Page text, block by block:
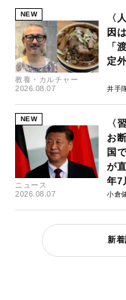
NEW
教養・カルチャー
2026.08.07
〈
因
「
定
井手
NEW
ニュース
2026.08.07
〈
お
国
が
年7
小倉
新